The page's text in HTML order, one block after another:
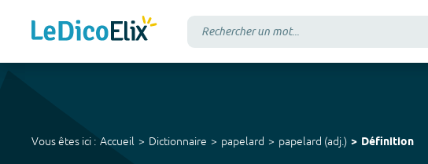
Vous êtes ici : Accueil Dictionnaire papelard papelard (adj.) Définition